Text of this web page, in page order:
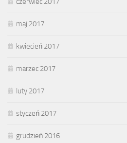
maj 2017
kwiecień 2017
marzec 2017
luty 2017
styczeń 2017
grudzień 2016